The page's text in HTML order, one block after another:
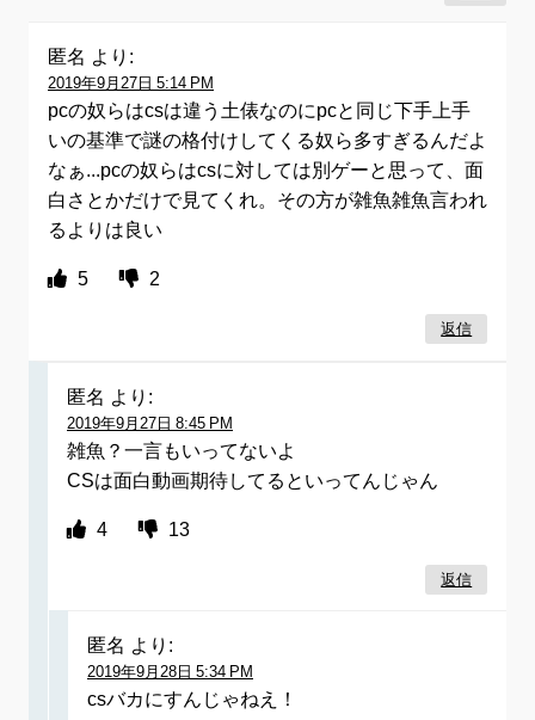
匿名 より:
2019年9月27日 5:14 PM
pcの奴らはcsは違う土俵なのにpcと同じ下手上手
いの基準で謎の格付けしてくる奴ら多すぎるんだよ
なぁ...pcの奴らはcsに対しては別ゲーと思って、面
白さとかだけで見てくれ。その方が雑魚雑魚言われ
るよりは良い
5 2
返信
匿名 より:
2019年9月27日 8:45 PM
雑魚？一言もいってないよ
CSは面白動画期待してるといってんじゃん
4 13
返信
匿名 より:
2019年9月28日 5:34 PM
csバカにすんじゃねえ！